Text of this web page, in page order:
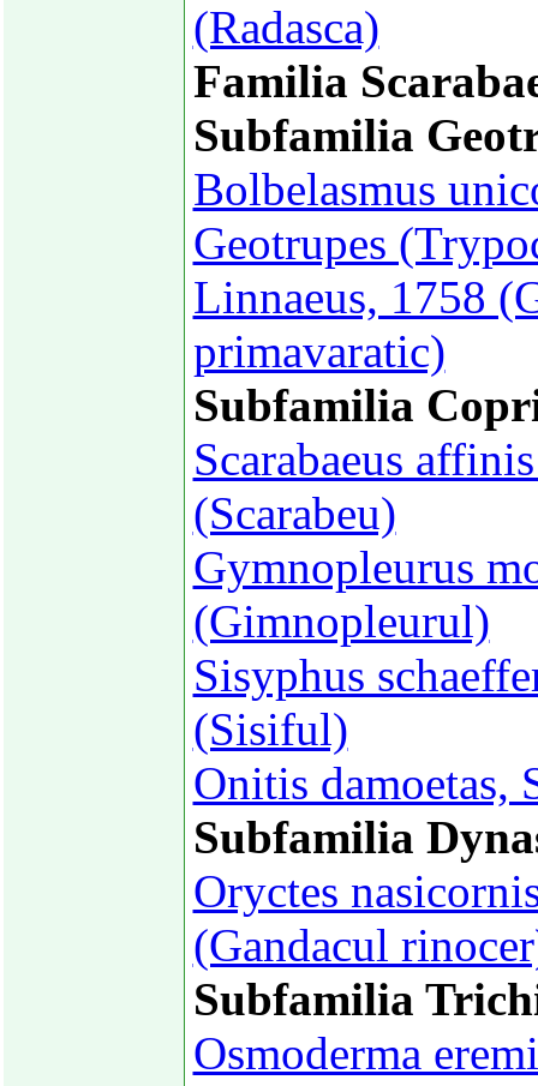
(Radasca)
Familia
Subfamilia
Bolbelasmus
Geotrupes
Linnaeus, 1758
primavaratic)
Subfamilia
Scarabaeus
(Scarabeu)
Gymnopleurus
(Gimnopleurul)
Sisyphus
(Sisiful)
Onitis damoetas,
Subfamilia
Oryctes
(Gandacul
Subfamilia
Osmoderma